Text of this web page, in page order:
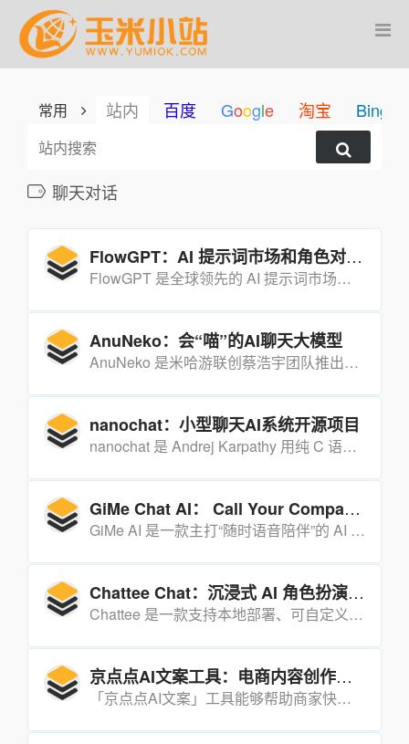
常用 站内 百度 Google 淘宝 Bing
聊天对话
FlowGPT：AI 提示词市场和角色对话平台
FlowGPT 是全球领先的 AI 提示词市场和角色对话平台，提供海量 ChatGPT 提示词、AI 角色对话、AI 女友/男友等丰富功能。
AnuNeko：会“喵”的AI聊天大模型
AnuNeko 是米哈游联创蔡浩宇团队推出的拟人化黑猫 AI，主打情绪化、人格化实时对话，并瞄向游戏引擎级 AI 平台。
nanochat：小型聊天AI系统开源项目
nanochat 是 Andrej Karpathy 用纯 C 语言训练与推理 GPT-2 的“玩具级”教学项目，可在笔记本电脑上一分钟内完成文本生成，帮助开发者彻底理解大模型原理。
GiMe Chat AI： Call Your Companion
GiMe AI 是一款主打“随时语音陪伴”的 AI 伴侣应用，通过多模态大模型与情感计算技术，为用户提供 7×24 小时的情绪支持、生活助理与娱乐互动。
Chattee Chat：沉浸式 AI 角色扮演与创作平台
Chattee 是一款支持本地部署、可自定义 AI 角色、兼具语音通话与剧情创作功能的沉浸式 AI 互动工具。
京点点AI文案工具：电商内容创作的高效助手
「京点点AI文案」工具能够帮助商家快速生成高质量、高转化率的文案，支持多种场景，并且完全免费。其高效的操作和强大的功能为商家提供了极大的便利。